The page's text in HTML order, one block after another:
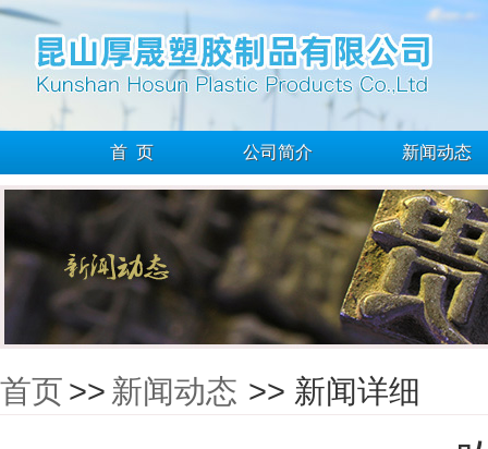
首 页 公司简介 新闻动态
首页 >> 新闻动态 >> 新闻详细